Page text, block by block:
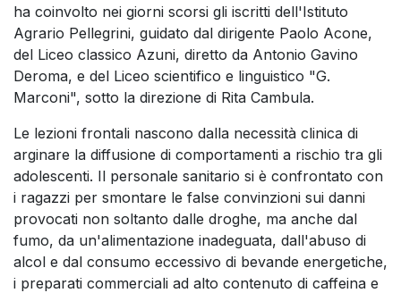
ha coinvolto nei giorni scorsi gli iscritti dell'Istituto
Agrario Pellegrini, guidato dal dirigente Paolo Acone,
del Liceo classico Azuni, diretto da Antonio Gavino
Deroma, e del Liceo scientifico e linguistico "G.
Marconi", sotto la direzione di Rita Cambula.
Le lezioni frontali nascono dalla necessità clinica di
arginare la diffusione di comportamenti a rischio tra gli
adolescenti. Il personale sanitario si è confrontato con
i ragazzi per smontare le false convinzioni sui danni
provocati non soltanto dalle droghe, ma anche dal
fumo, da un'alimentazione inadeguata, dall'abuso di
alcol e dal consumo eccessivo di bevande energetiche,
i preparati commerciali ad alto contenuto di caffeina e